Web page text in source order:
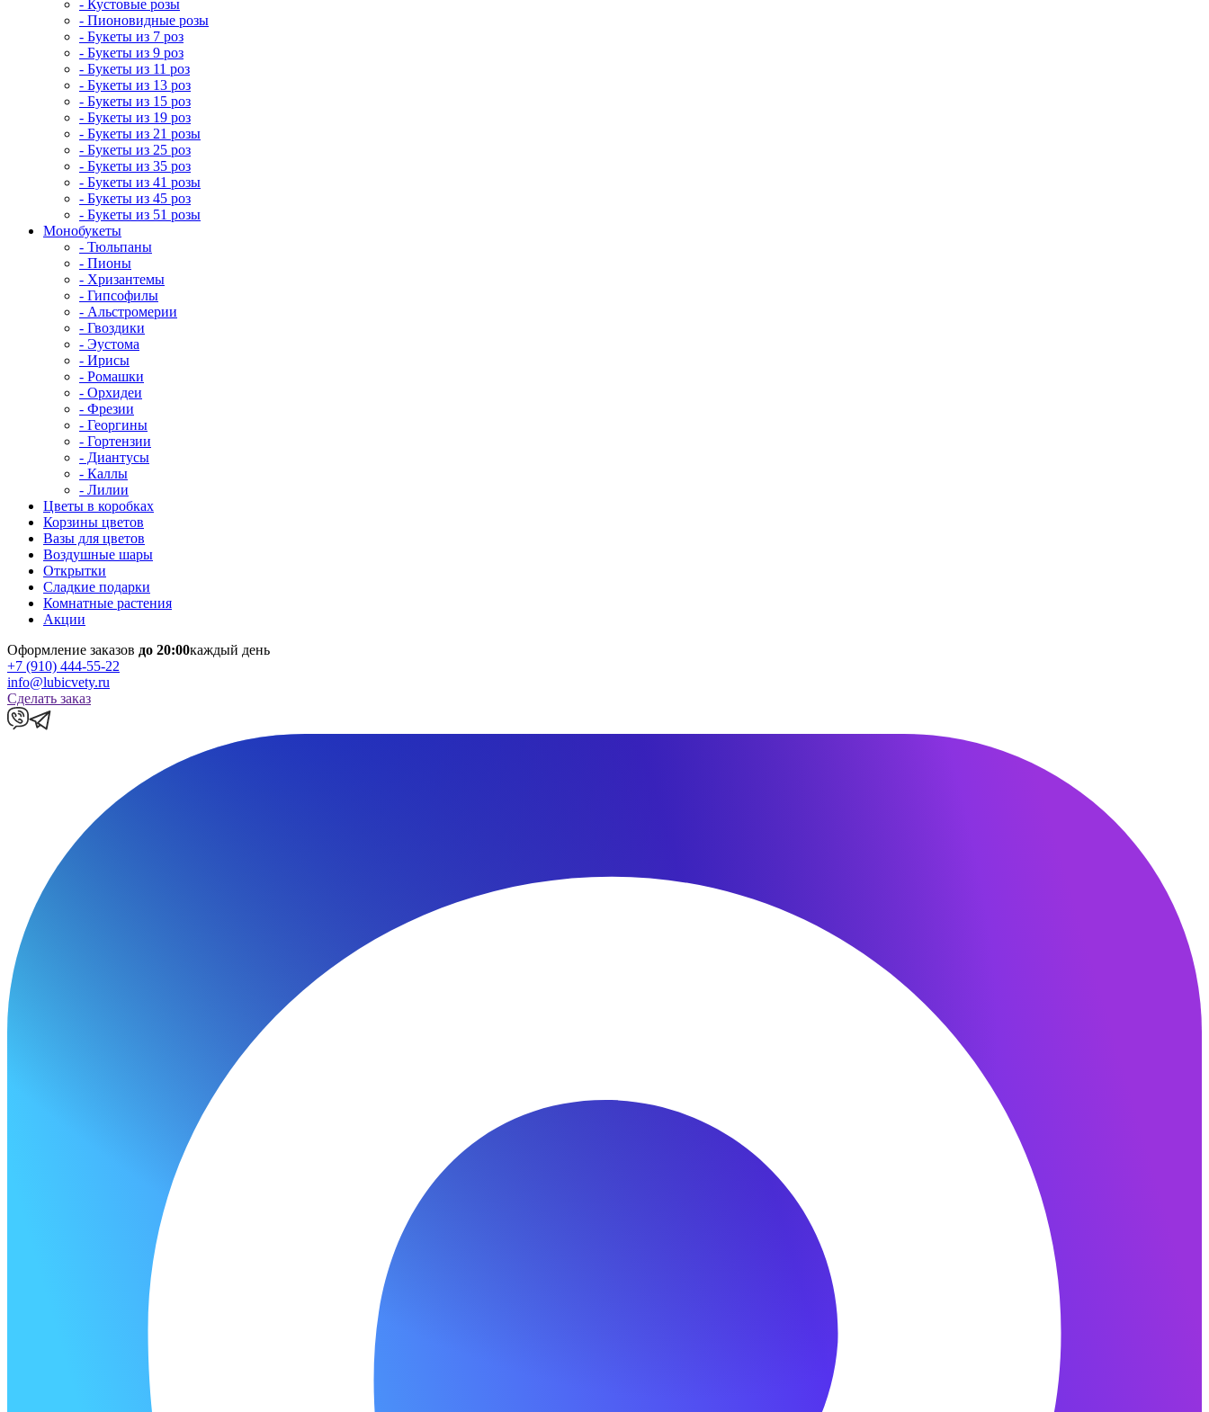
- Кустовые розы
- Пионовидные розы
- Букеты из 7 роз
- Букеты из 9 роз
- Букеты из 11 роз
- Букеты из 13 роз
- Букеты из 15 роз
- Букеты из 19 роз
- Букеты из 21 розы
- Букеты из 25 роз
- Букеты из 35 роз
- Букеты из 41 розы
- Букеты из 45 роз
- Букеты из 51 розы
Монобукеты
- Тюльпаны
- Пионы
- Хризантемы
- Гипсофилы
- Альстромерии
- Гвоздики
- Эустома
- Ирисы
- Ромашки
- Орхидеи
- Фрезии
- Георгины
- Гортензии
- Диантусы
- Каллы
- Лилии
Цветы в коробках
Корзины цветов
Вазы для цветов
Воздушные шары
Открытки
Сладкие подарки
Комнатные растения
Акции
Оформление заказов до 20:00каждый день
+7 (910) 444-55-22
info@lubicvety.ru
Сделать заказ